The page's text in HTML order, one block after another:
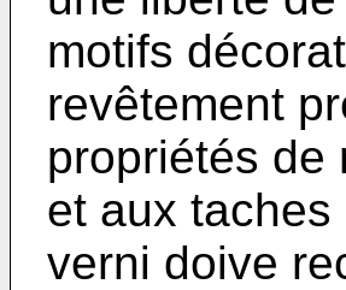
motifs
revêtement
propriétés de
et aux
verni doive